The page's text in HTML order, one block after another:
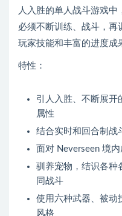
人入胜的单人战斗游戏中
必须不断训练、战斗，再
玩家技能和丰富的进度成
特性：
引人入胜、不断展开
属性
结合实时和回合制战
面对 Neverseen 境
驯养宠物，结识各种
同战斗
使用六种武器、被动
风格